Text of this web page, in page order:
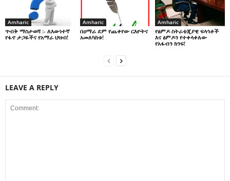
Amharic
ጥብቅ ማስታወሻ :- ለእውነተኛ
የፋኖ ታጋዬችና የአማራ ህዝብ!
Amharic
በዐማራ ደም የጨቀየው ርእዮትና
አመለካከቱ!
Amharic
የፅምዶ ስትራቴጂያዊ ፍላጎቶች
እና ፅምዶን የተቀላቀለው
የአፋብን ክንፍ!
LEAVE A REPLY